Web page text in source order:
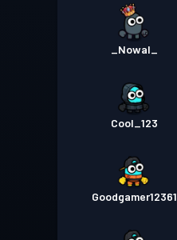
_Nowal_
Cool_123
Goodgamer12361